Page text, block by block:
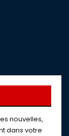
nouvelles,
dans votre